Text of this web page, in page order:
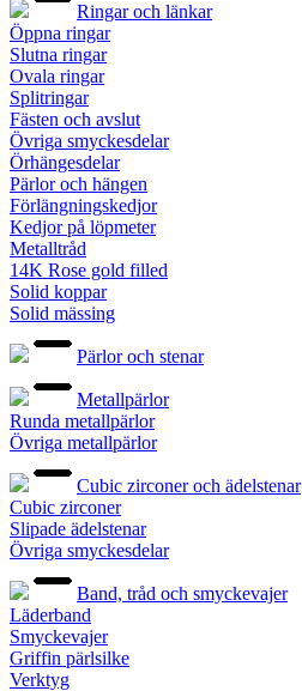
Ringar och länkar
Öppna ringar
Slutna ringar
Ovala ringar
Splitringar
Fästen och avslut
Övriga smyckesdelar
Örhängesdelar
Pärlor och hängen
Förlängningskedjor
Kedjor på löpmeter
Metalltråd
14K Rose gold filled
Solid koppar
Solid mässing
Pärlor och stenar
Metallpärlor
Runda metallpärlor
Övriga metallpärlor
Cubic zirconer och ädelstenar
Cubic zirconer
Slipade ädelstenar
Övriga smyckesdelar
Band, tråd och smyckevajer
Läderband
Smyckevajer
Griffin pärlsilke
Verktyg